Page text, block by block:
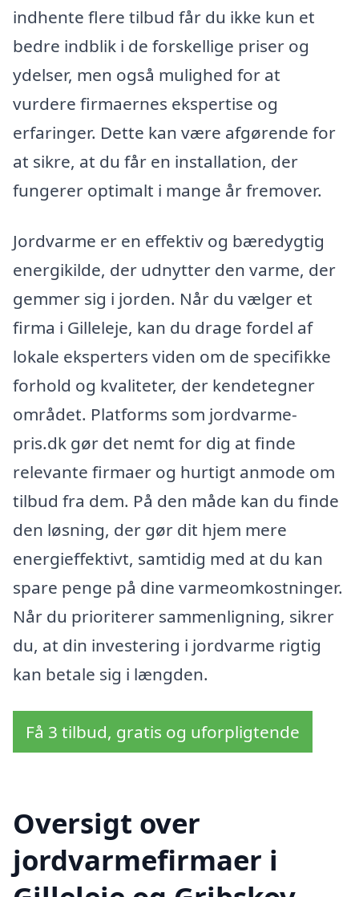
indhente flere tilbud får du ikke kun et
bedre indblik i de forskellige priser og
ydelser, men også mulighed for at
vurdere firmaernes ekspertise og
erfaringer. Dette kan være afgørende for
at sikre, at du får en installation, der
fungerer optimalt i mange år fremover.
Jordvarme er en effektiv og bæredygtig
energikilde, der udnytter den varme, der
gemmer sig i jorden. Når du vælger et
firma i Gilleleje, kan du drage fordel af
lokale eksperters viden om de specifikke
forhold og kvaliteter, der kendetegner
området. Platforms som jordvarme-
pris.dk gør det nemt for dig at finde
relevante firmaer og hurtigt anmode om
tilbud fra dem. På den måde kan du finde
den løsning, der gør dit hjem mere
energieffektivt, samtidig med at du kan
spare penge på dine varmeomkostninger.
Når du prioriterer sammenligning, sikrer
du, at din investering i jordvarme rigtig
kan betale sig i længden.
Få 3 tilbud, gratis og uforpligtende
Oversigt over
jordvarmefirmaer i